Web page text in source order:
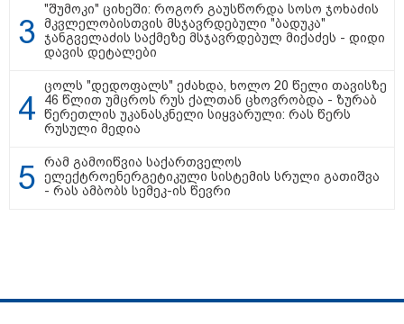
„ორ სკამზე ჯდომის“
შესაძლებლობა შეიძლება
დასრულდეს“ - მირიან
ჯარისკაცი, რომელიც 29 წელი
იბრძოდა, რადგან ომის
დამთავრების არ სჯეროდა...
"შუმოკი" ციხეში: როგორ გაუსწორდა სოსო ჯოხაძის
მკვლელობისთვის მსჯავრდებული "ბადუკა"
ჯანგველაძის საქმეზე მსჯავრდებულ მიქაძეს - დიდი
დავის დეტალები
ცოლს "დედოფალს" ეძახდა, ხოლო 20 წელი თავისზე
46 წლით უმცროს რუს ქალთან ცხოვრობდა - ზურაბ
წერეთლის უკანასკნელი სიყვარული: რას წერს
რუსული მედია
რამ გამოიწვია საქართველოს
ელექტროენერგეტიკული სისტემის სრული გათიშვა
- რას ამბობს სემეკ-ის წევრი